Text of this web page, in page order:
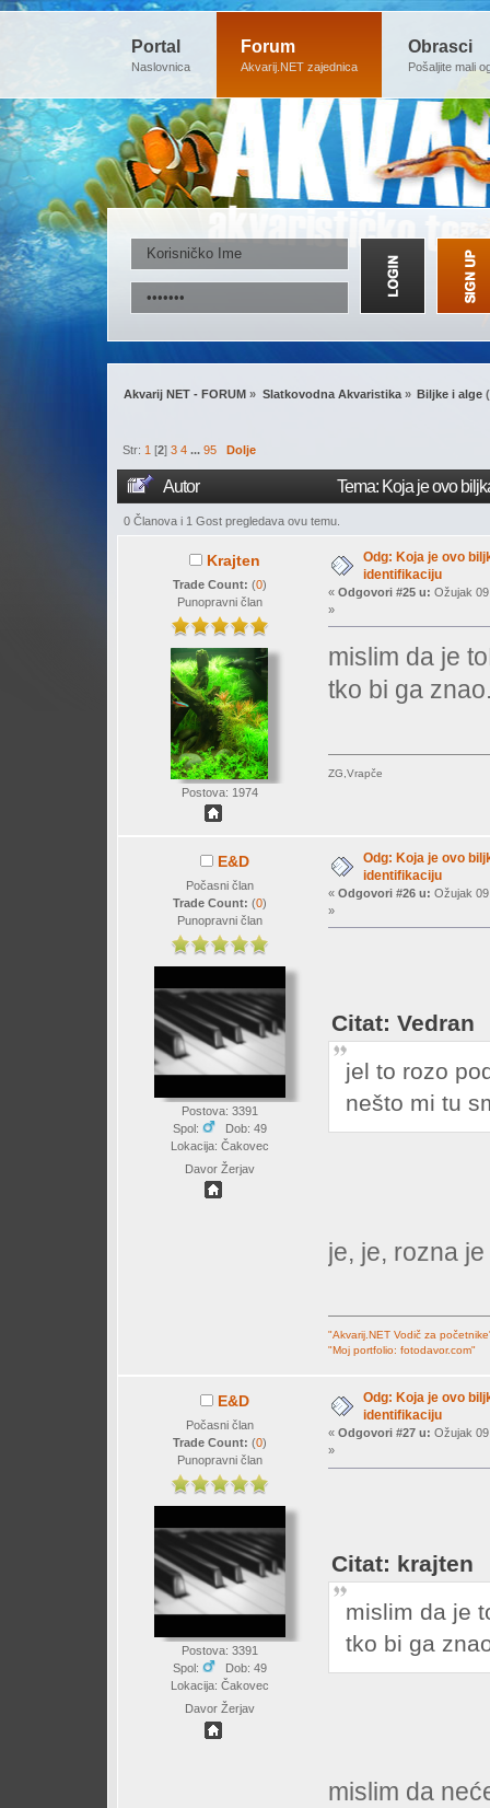
Portal
Naslovnica
Forum
Akvarij.NET zajednica
Obrasci
Pošaljite mali
Akvarij NET - FORUM » Slatkovodna Akvaristika» Biljke i alge
Str:1 [2]3 4 ...95 Dolje
Autor Tema: Koja je ovo
0 Članova i 1 Gost pregledava ovu temu.
Krajten
Trade Count: (0)
Punopravni član
Postova: 1974
Odg: Koja je ovo
identifikaciju
« Odgovori #25 u: Ožujak
»
mislim da je
tko bi ga
ZG,Vrapče
E&D
Počasni član
Trade Count: (0)
Punopravni član
Postova: 3391
Spol:
Dob: 49
Lokacija: Čakovec
Davor Žerjav
Odg: Koja je ovo
identifikaciju
« Odgovori #26 u: Ožujak
»
Citat: Vedran
jel to rozo
nešto mi tu
je, je, rozna
"Akvarij.NET Vodič za
"Moj portfolio: fotodavor.com"
E&D
Počasni član
Trade Count: (0)
Punopravni član
Postova: 3391
Spol:
Dob: 49
Lokacija: Čakovec
Davor Žerjav
Odg: Koja je ovo
identifikaciju
« Odgovori #27 u: Ožujak
»
Citat: krajten
mislim da je
tko bi ga
mislim da